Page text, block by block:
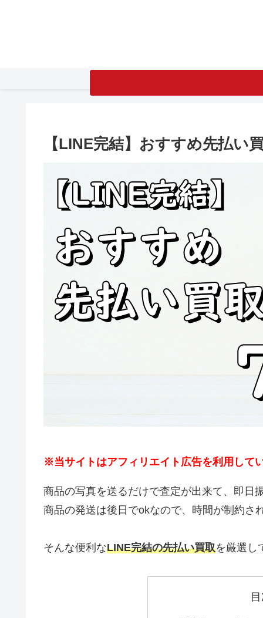
【LINE完結】おすすめ先払い
※当サイトはアフィリエイト広告を利用して
商品の写真を送るだけで査定が出来て、即日
商品の発送は後日でokなので、時間が制約さ
そんな便利なLINE完結の先払い買取を厳選し